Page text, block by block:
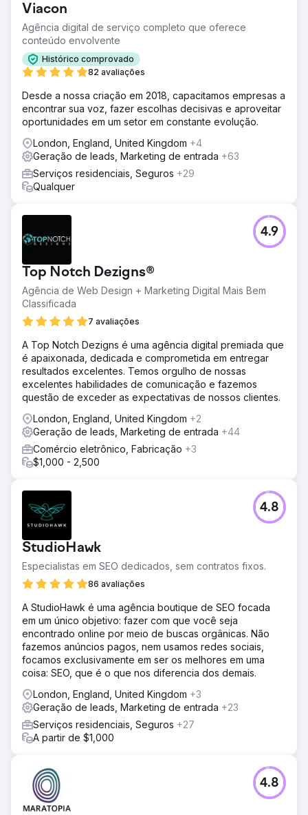
Viacon
Agência digital de serviço completo que oferece
conteúdo envolvente
Histórico comprovado
82 avaliações
Desde a nossa criação em 2018, capacitamos empresas a
encontrar sua voz, fazer escolhas decisivas e aproveitar
oportunidades em um setor em constante evolução.
London, England, United Kingdom +4
Geração de leads, Marketing de entrada +63
Serviços residenciais, Seguros +29
Qualquer
Top Notch Dezigns®
Agência de Web Design + Marketing Digital Mais Bem
Classificada
7 avaliações
4.9
A Top Notch Dezigns é uma agência digital premiada que
é apaixonada, dedicada e comprometida em entregar
resultados excelentes. Temos orgulho de nossas
excelentes habilidades de comunicação e fazemos
questão de exceder as expectativas de nossos clientes.
London, England, United Kingdom +2
Geração de leads, Marketing de entrada +44
Comércio eletrônico, Fabricação +3
$1,000 - 2,500
StudioHawk
Especialistas em SEO dedicados, sem contratos fixos.
86 avaliações
4.8
A StudioHawk é uma agência boutique de SEO focada
em um único objetivo: fazer com que você seja
encontrado online por meio de buscas orgânicas. Não
fazemos anúncios pagos, nem usamos redes sociais,
focamos exclusivamente em ser os melhores em uma
coisa: SEO, que é o que nos diferencia dos demais.
London, England, United Kingdom +3
Geração de leads, Marketing de entrada +23
Serviços residenciais, Seguros +27
A partir de $1,000
4.8